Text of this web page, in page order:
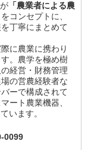
「農業者による農
をコンセプトに、
丁寧にまとめて
に農業に携わり
。農学を極め樹
経営・財務管理
の営農経験者な
ーで構成されて
ート農業機器、
います。
0099